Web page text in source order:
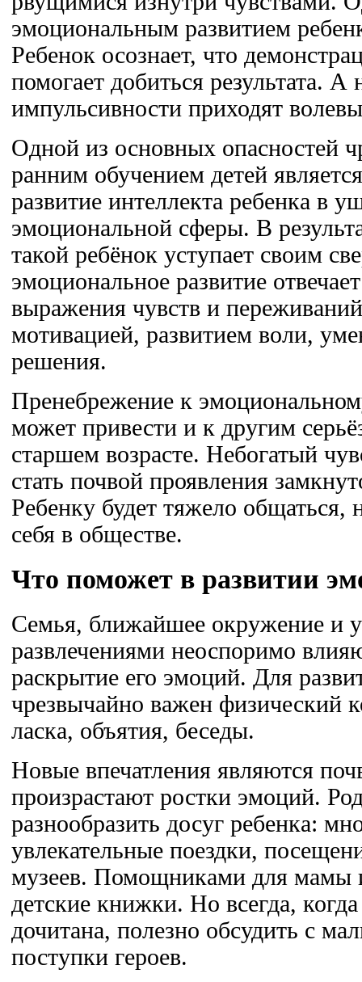
эмоциональным развитием
Ребенок осознает, что
помогает добиться результата. А
импульсивности приходят
Одной из основных опасностей
ранним обучением детей
развитие интеллекта ребенка в
эмоциональной сферы. В
такой ребёнок уступает своим
эмоциональное развитие
выражения чувств и
мотивацией, развитием воли,
решения.
Пренебрежение к
может привести и к другим
старшем возрасте. Небогатый
стать почвой проявления
Ребенку будет тяжело
себя в обществе.
Что поможет в развитии
Семья, ближайшее окружение и
развлечениями неоспоримо
раскрытие его эмоций. Для
чрезвычайно важен физический
ласка, объятия, беседы.
Новые впечатления являются
произрастают ростки эмоций.
разнообразить досуг ребенка:
увлекательные поездки,
музеев. Помощниками для мамы
детские книжки. Но всегда, когда
дочитана, полезно обсудить с
поступки героев.